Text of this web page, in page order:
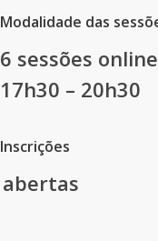
Modalidade das
6 sessões online
17h30 – 20h30
Inscrições
abertas